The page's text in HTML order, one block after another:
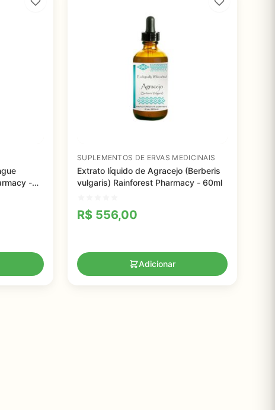
-
SUPLEMENTOS DE ERVAS MEDICINAIS
Extrato líquido de Agracejo (Berberis
vulgaris) Rainforest Pharmacy - 60ml
R$ 556,00
Adicionar